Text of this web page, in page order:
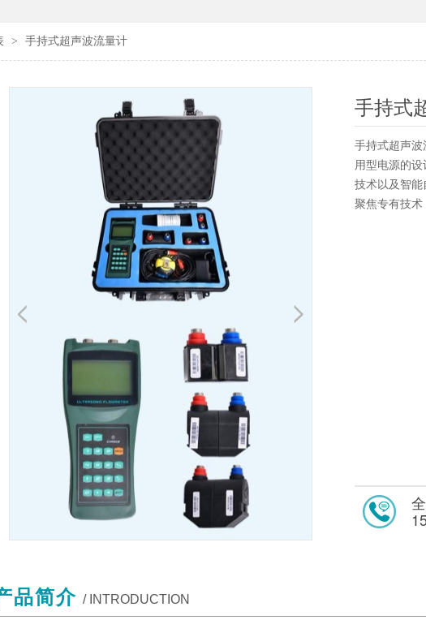
> 手持式超声波流量计
手持式
手持式超声
用型电源的
技术以及智
聚焦专有技术
品简介 / INTRODUCTION